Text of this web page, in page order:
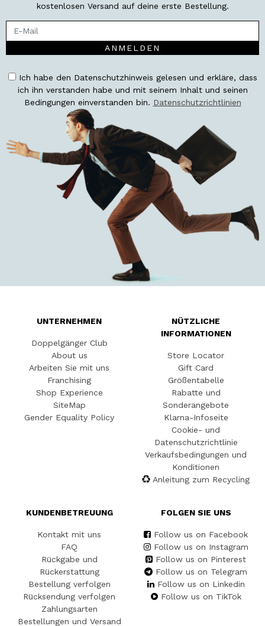
kostenlosen Versand auf deine erste Bestellung.
ANMELDEN
Ich habe den Datenschutzhinweis gelesen und erkläre, dass
ich ihn verstanden habe und mit seinem Inhalt und seinen
Bedingungen einverstanden bin. Datenschutzrichtlinien
UNTERNEHMEN
Doppelgänger Club
About us
Arbeiten Sie mit uns
Franchising
Shop Experience
SiteMap
Gender Equality Policy
NÜTZLICHE
INFORMATIONEN
Store Locator
Gift Card
Größentabelle
Rabatte und
Sonderangebote
Klarna-Infoseite
Cookie- und
Datenschutzrichtlinie
Verkaufsbedingungen und
Konditionen
Anleitung zum Recycling
KUNDENBETREUUNG
Kontakt mit uns
FAQ
Rückgabe und
Rückerstattung
Bestellung verfolgen
Rücksendung verfolgen
Zahlungsarten
Bestellungen und Versand
FOLGEN SIE UNS
Follow us on Facebook
Follow us on Instagram
Follow us on Pinterest
Follow us on Telegram
Follow us on Linkedin
Follow us on TikTok